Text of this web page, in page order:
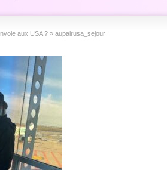
aux USA ? » aupairusa_sejour